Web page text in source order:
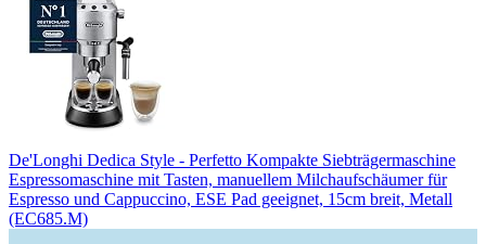
De'Longhi Dedica Style - Perfetto Kompakte Siebträgermaschine
Espressomaschine mit Tasten, manuellem Milchaufschäumer für
Espresso und Cappuccino, ESE Pad geeignet, 15cm breit, Metall
(EC685.M)